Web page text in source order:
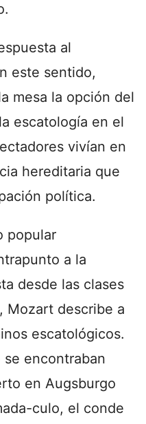
al
este sentido,
mesa la opción del
escatología en el
vivían en
hereditaria que
política.
popular
a la
desde las clases
Mozart describe a
escatológicos.
encontraban
en Augsburgo
culo, el conde